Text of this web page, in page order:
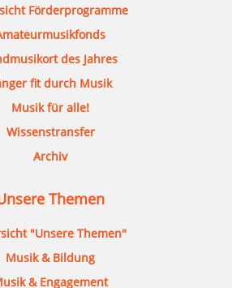
Förderprogramme
des Jahres
fit durch Musik
Musik für alle!
Wissenstransfer
Archiv
Themen
"Unsere Themen"
Musik & Bildung
& Engagement